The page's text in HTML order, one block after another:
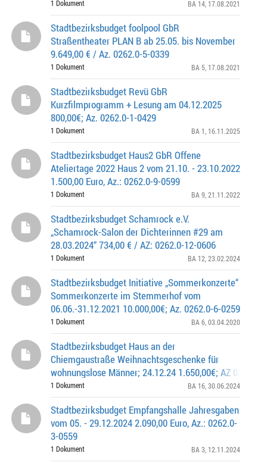
1 Dokument BA 14 , 17.08.2021
Stadtbezirksbudget foolpool GbR
Straßentheater PLAN B ab 25.05. bis November
9.649,00 € / Az. 0262.0-5-0339
1 Dokument BA 5 , 17.08.2021
Stadtbezirksbudget Revü GbR
Kurzfilmprogramm + Lesung am 04.12.2025
800,00€; Az. 0262.0-1-0429
1 Dokument BA 1 , 16.11.2025
Stadtbezirksbudget Haus2 GbR Offene
Ateliertage 2022 Haus 2 vom 21.10. - 23.10.2022
1.500,00 Euro, Az.: 0262.0-9-0599
1 Dokument BA 9 , 21.11.2022
Stadtbezirksbudget Schamrock e.V.
„Schamrock-Salon der Dichterinnen #29 am
28.03.2024“ 734,00 € / AZ: 0262.0-12-0606
1 Dokument BA 12 , 23.02.2024
Stadtbezirksbudget Initiative „Sommerkonzerte“
Sommerkonzerte im Stemmerhof vom
06.06.-31.12.2021 10.000,00€; Az. 0262.0-6-0259
1 Dokument BA 6 , 03.04.2020
Stadtbezirksbudget Haus an der
Chiemgaustraße Weihnachtsgeschenke für
wohnungslose Männer; 24.12.24 1.650,00€; AZ 0262.0
1 Dokument BA 16 , 30.06.2024
Stadtbezirksbudget Empfangshalle Jahresgaben
vom 05. - 29.12.2024 2.090,00 Euro, Az.: 0262.0-
3-0559
1 Dokument BA 3 , 12.11.2024